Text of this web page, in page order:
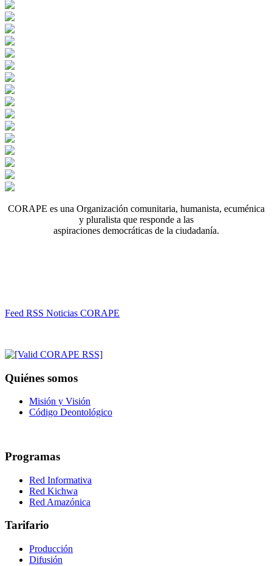
CORAPE es una Organización comunitaria, humanista, ecuménica
y pluralista que responde a las
aspiraciones democráticas de la ciudadanía.
Feed RSS Noticias CORAPE
Quiénes somos
Misión y Visión
Código Deontológico
Programas
Red Informativa
Red Kichwa
Red Amazónica
Tarifario
Producción
Difusión